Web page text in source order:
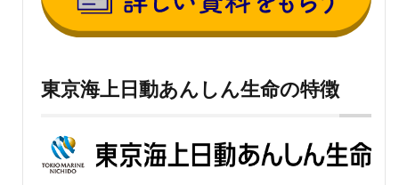
東京海上日動あんしん生命の特徴